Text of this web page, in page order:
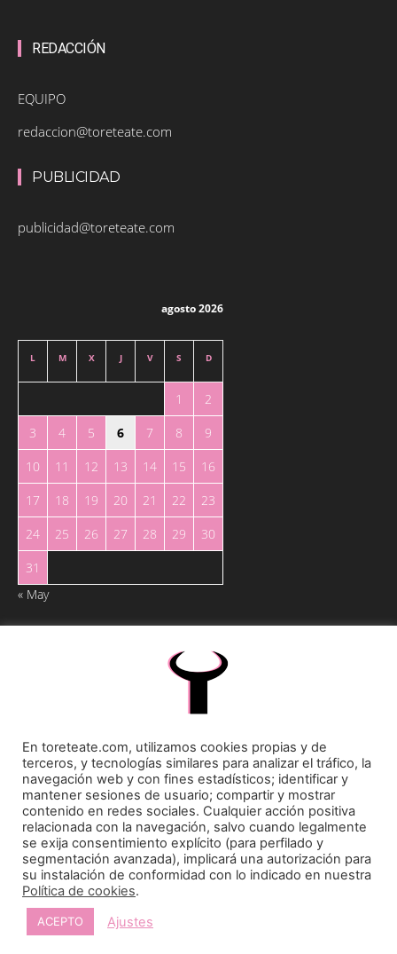
REDACCIÓN
EQUIPO
redaccion@toreteate.com
PUBLICIDAD
publicidad@toreteate.com
agosto 2026
L M X J V S D
1
2
3
4 5 6 7 8
9
10
11 12 13 14 15
16
17
18 19 20 21 22
23
24
25 26 27 28 29
30
31
« May
Diseñado porWelow Marketing
Prohibida la reproducción y utilización total o parcial, por cualquier medio, sin autorización
expresa por escrito.
En toreteate.com, utilizamos cookies propias y de
terceros, y tecnologías similares para analizar el tráfico, la
navegación web y con fines estadísticos; identificar y
mantener sesiones de usuario; compartir y mostrar
contenido en redes sociales. Cualquier acción positiva
relacionada con la navegación, salvo cuando legalmente
se exija consentimiento explícito (para perfilado y
segmentación avanzada), implicará una autorización para
su instalación de conformidad con lo indicado en nuestra
Política de cookies.
ACEPTO Ajustes